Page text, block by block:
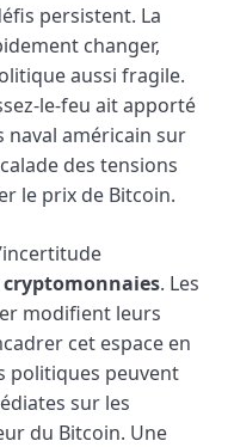
persistent. La
changer,
aussi fragile.
le-feu ait apporté
naval américain sur
des tensions
le prix de Bitcoin.
cryptomonnaies. Les
modifient leurs
cet espace en
politiques peuvent
sur les
du Bitcoin. Une